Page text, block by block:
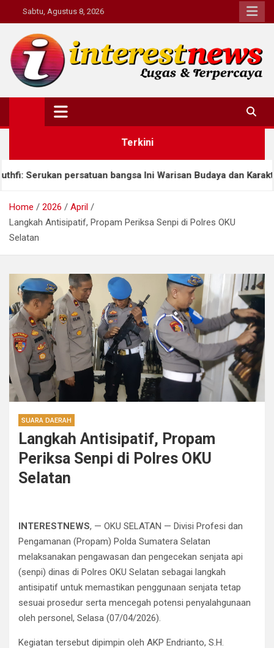
to
content
Sabtu, Agustus 8, 2026
Interestnews.or.id
Terkini
bangsa Ini Warisan Budaya dan Karakter
Home 2026
April
Langkah Antisipatif, Propam Periksa Senpi di Polres OKU
Selatan
SUARA DAERAH
Langkah Antisipatif, Propam
Periksa Senpi di Polres OKU
Selatan
INTERESTNEWS, — OKU SELATAN — Divisi Profesi dan
Pengamanan (Propam) Polda Sumatera Selatan
melaksanakan pengawasan dan pengecekan senjata api
(senpi) dinas di Polres OKU Selatan sebagai langkah
antisipatif untuk memastikan penggunaan senjata tetap
sesuai prosedur serta mencegah potensi penyalahgunaan
oleh personel, Selasa (07/04/2026).
Kegiatan tersebut dipimpin oleh AKP Endrianto, S.H.